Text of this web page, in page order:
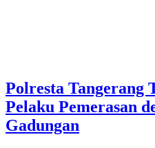
Polresta Tangerang
Pelaku Pemerasan
Gadungan